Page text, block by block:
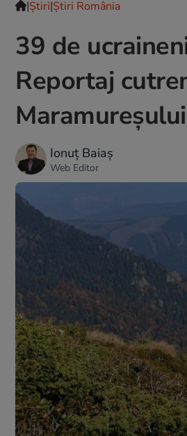
|Ştiri|Știri România
39 de
Reportaj
Maramureșului
Ionuț Baiaș
Web Editor